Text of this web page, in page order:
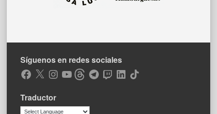
Síguenos en redes sociales
Facebook
X Instagram
YouTubeThreadsTelegramTwitchLinkedIn
TikTok
Traductor